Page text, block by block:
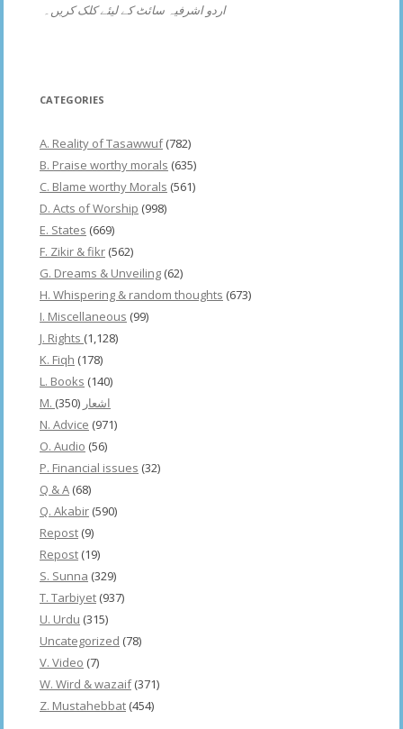
اردو اشرفیہ سائٹ کے لیئے کلک کریں۔
CATEGORIES
A. Reality of Tasawwuf(782)
B. Praise worthy morals (635)
C. Blame worthy Morals (561)
D. Acts of Worship (998)
E. States (669)
F. Zikir & fikr (562)
G. Dreams & Unveiling (62)
H. Whispering & random thoughts (673)
I. Miscellaneous (99)
J. Rights (1,128)
K. Fiqh (178)
L. Books (140)
M. اشعار (350)
N. Advice (971)
O. Audio (56)
P. Financial issues (32)
Q & A (68)
Q. Akabir (590)
Repost (9)
Repost (19)
S. Sunna (329)
T. Tarbiyet (937)
U. Urdu (315)
Uncategorized (78)
V. Video (7)
W. Wird & wazaif(371)
Z. Mustahebbat (454)